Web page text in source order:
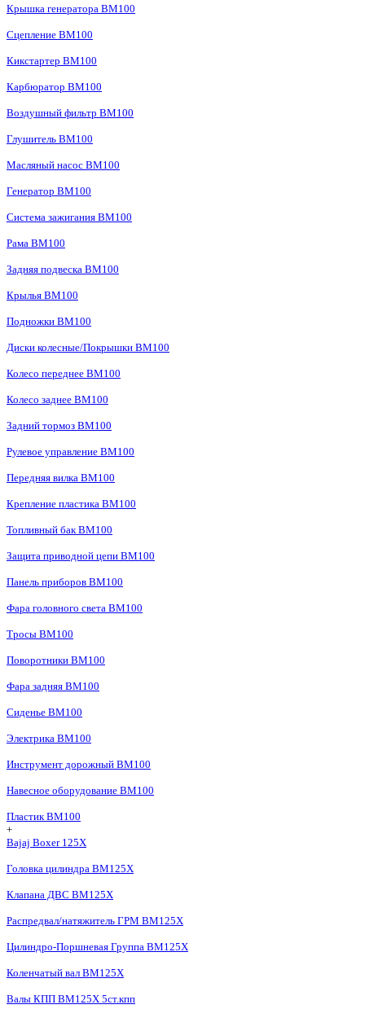
Крышка генератора BM100
Сцепление BM100
Кикстартер BM100
Карбюратор BM100
Воздушный фильтр BM100
Глушитель BM100
Масляный насос BM100
Генератор BM100
Система зажигания BM100
Рама BM100
Задняя подвеска BM100
Крылья BM100
Подножки BM100
Диски колесные/Покрышки BM100
Колесо переднее BM100
Колесо заднее BM100
Задний тормоз BM100
Рулевое управление BM100
Передняя вилка BM100
Крепление пластика BM100
Топливный бак BM100
Защита приводной цепи BM100
Панель приборов BM100
Фара головного света BM100
Тросы BM100
Поворотники BM100
Фара задняя BM100
Сиденье BM100
Электрика BM100
Инструмент дорожный BM100
Навесное оборудование BM100
Пластик BM100
+
Bajaj Boxer 125X
Головка цилиндра BM125X
Клапана ДВС BM125X
Распредвал/натяжитель ГРМ BM125X
Цилиндро-Поршневая Группа BM125X
Коленчатый вал BM125X
Валы КПП BM125X 5ст.кпп